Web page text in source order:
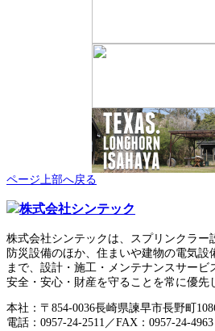
ページ上部へ戻る
株式会社シンテックは、スプリンクラー
防災設備のほか、住まいや建物の電気設
まで、設計・施工・メンテナンスサー
安全・安心・財産を守ることを常に優先
本社：〒854-0036長崎県諫早市長野町
電話：0957-24-2511／FAX：0957-24-4963